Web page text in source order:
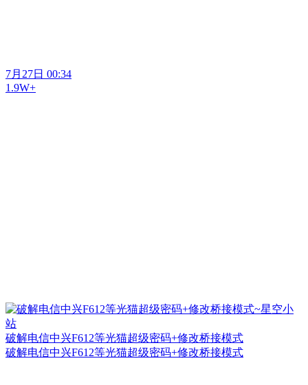
7月27日 00:34
1.9W+
破解电信中兴F612等光猫超级密码+修改桥接模式
破解电信中兴F612等光猫超级密码+修改桥接模式